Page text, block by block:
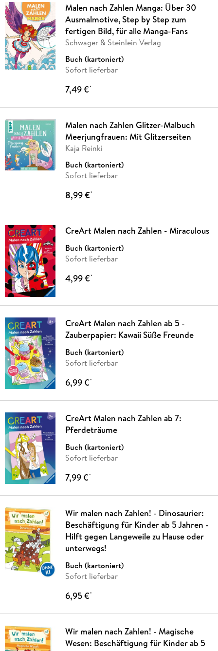
Malen nach Zahlen Manga: Über 30
Ausmalmotive, Step by Step zum
fertigen Bild, für alle Manga-Fans
Schwager & Steinlein Verlag
Buch (kartoniert)
Sofort lieferbar
7,49 €*
Malen nach Zahlen Glitzer-Malbuch
Meerjungfrauen: Mit Glitzerseiten
Kaja Reinki
Buch (kartoniert)
Sofort lieferbar
8,99 €*
CreArt Malen nach Zahlen - Miraculous
Buch (kartoniert)
Sofort lieferbar
4,99 €*
CreArt Malen nach Zahlen ab 5 -
Zauberpapier: Kawaii Süße Freunde
Buch (kartoniert)
Sofort lieferbar
6,99 €*
CreArt Malen nach Zahlen ab 7:
Pferdeträume
Buch (kartoniert)
Sofort lieferbar
7,99 €*
Wir malen nach Zahlen! - Dinosaurier:
Beschäftigung für Kinder ab 5 Jahren -
Hilft gegen Langeweile zu Hause oder
unterwegs!
Buch (kartoniert)
Sofort lieferbar
6,95 €*
Wir malen nach Zahlen! - Magische
Wesen: Beschäftigung für Kinder ab 5